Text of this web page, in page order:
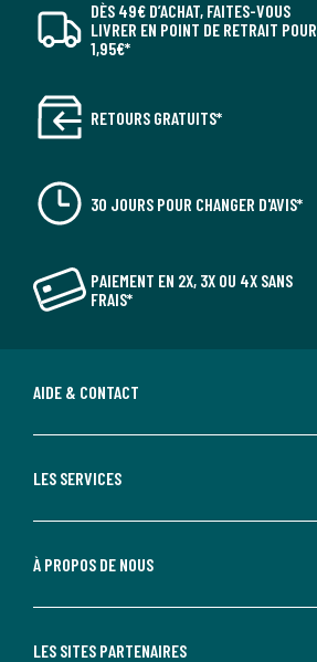
DÈS 49€ D’ACHAT, FAITES-VOUS
LIVRER EN POINT DE RETRAIT POUR
1,95€*
RETOURS GRATUITS*
30 JOURS POUR CHANGER D'AVIS*
PAIEMENT EN 2X, 3X OU 4X SANS
FRAIS*
AIDE & CONTACT
LES SERVICES
À PROPOS DE NOUS
LES SITES PARTENAIRES